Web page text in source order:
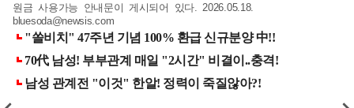
원금 사용가능 안내문이 게시되어 있다. 2026.05.18.
bluesoda@newsis.com